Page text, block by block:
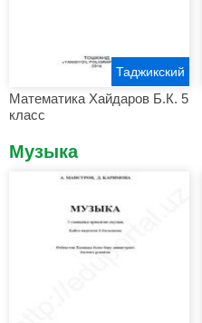
Математика Хайдаров Б.К. 5
класс
Таджикский
Музыка